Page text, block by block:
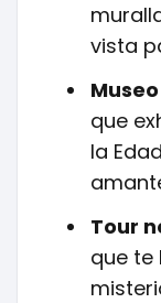
vista
que
la
Tour
que te